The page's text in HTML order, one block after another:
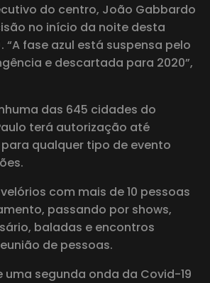
do centro, João Gabbardo
no início da noite desta
fase azul está suspensa pelo
e descartada para 2020”,
das 645 cidades do
terá autorização até
qualquer tipo de evento
com mais de 10 pessoas
passando por shows,
baladas e encontros
de pessoas.
uma segunda onda da Covid-19